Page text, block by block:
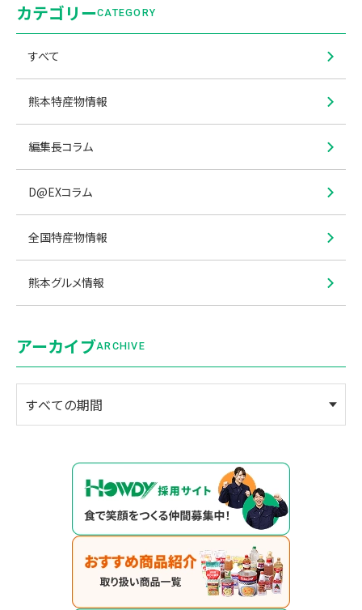
カテゴリーCATEGORY
すべて
熊本特産物情報
編集長コラム
D@EXコラム
全国特産物情報
熊本グルメ情報
アーカイブARCHIVE